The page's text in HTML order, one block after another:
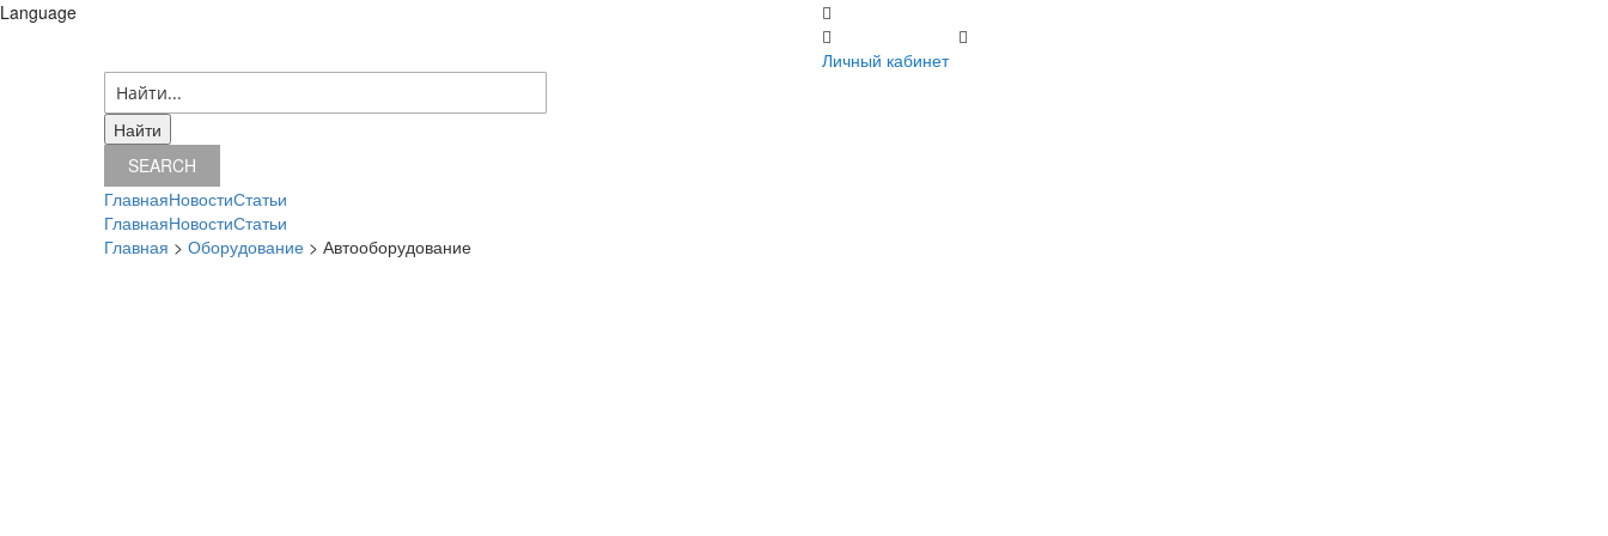
Language
Личный кабинет
SEARCH
ГлавнаяНовостиСтатьи
ГлавнаяНовостиСтатьи
Главная > Оборудование > Автооборудование